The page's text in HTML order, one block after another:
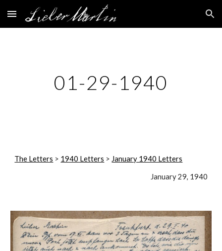
Skip to main content Skip to navigation
01-29-1940
The Letters > 1940 Letters > January 1940 Letters
January 29, 1940